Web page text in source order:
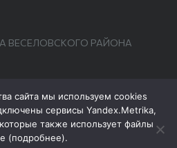
ВЕСЕЛОВСКОГО РАЙОНА
сайта мы используем cookies
сервисы Yandex.Metrika,
также использует файлы
(подробнее).